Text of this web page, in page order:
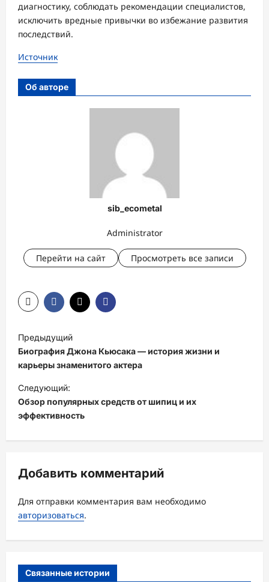
диагностику, соблюдать рекомендации специалистов,
исключить вредные привычки во избежание развития
последствий.
Источник
Об авторе
sib_ecometal
Administrator
Перейти на сайт Просмотреть все записи
а
в
и
г
а
ц
я
з
а
Предыдущий
Биография Джона Кьюсака — история жизни и
карьеры знаменитого актера
Следующий:
Обзор популярных средств от шипиц и их
эффективность
Добавить комментарий
Для отправки комментария вам необходимо
авторизоваться.
Связанные истории